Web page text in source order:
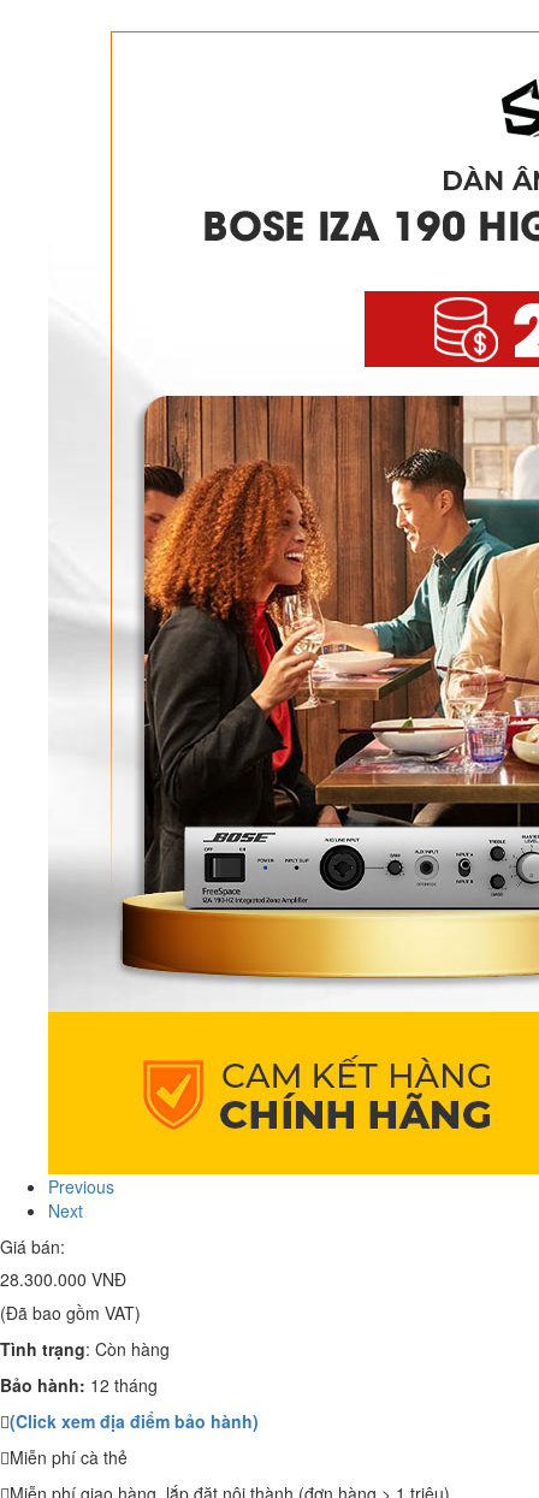
Previous
Next
Giá bán:
28.300.000 VNĐ
(Đã bao gồm VAT)
Tình trạng: Còn hàng
Bảo hành: 12 tháng
(Click xem địa điểm bảo hành)
Miễn phí cà thẻ
Miễn phí giao hàng, lắp đặt nội thành (đơn hàng > 1 triệu)